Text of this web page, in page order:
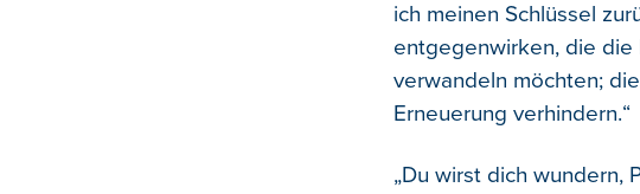
ich meinen Schlüssel
entgegenwirken, die die
verwandeln möch­ten;
Erneuerung verhindern.“
„Du wirst dich wundern,